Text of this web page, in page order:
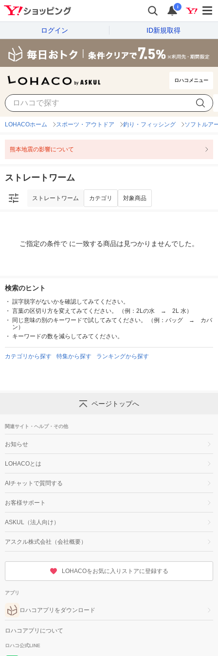
i
ログイン ID新規取得
ロハコメニュー
ストレートワーム
LOHACOホーム スポーツ・アウトドア 釣り・フィッシング ソフトルア
熊本地震の影響について
ストレートワーム
ストレートワーム カテゴリ 対象商品
ご指定の条件で に一致する商品は見つかりませんでした。
検索のヒント
誤字脱字がないかを確認してみてください。
言葉の区切り方を変えてみてください。 （例：2Lの水 → 2L 水）
同じ意味の別のキーワードで試してみてください。 （例：バッグ → カバ
ン）
キーワードの数を減らしてみてください。
カテゴリから探す 特集から探す ランキングから探す
ページトップへ
関連サイト・ヘルプ・その他
お知らせ
LOHACOとは
AIチャットで質問する
お客様サポート
ASKUL（法人向け）
アスクル株式会社（会社概要）
LOHACOをお気に入りストアに登録する
アプリ
ロハコアプリをダウンロード
ロハコアプリについて
ロハコ公式LINE